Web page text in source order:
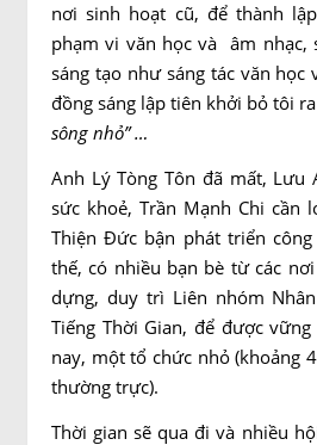
nơi sinh hoạt cũ, để thành
phạm vi văn học và âm nhạc,
sáng tạo như sáng tác văn học
đồng sáng lập tiên khởi bỏ tôi
sông nhỏ”…
Anh Lý Tòng Tôn đã mất, Lưu
sức khoẻ, Trần Mạnh Chi cần
Thiện Đức bận phát triển
thế, có nhiều bạn bè từ các
dựng, duy trì Liên nhóm
Tiếng Thời Gian, để được
nay, một tổ chức nhỏ (khoảng
thường trực).
Thời gian sẽ qua đi và nhiều